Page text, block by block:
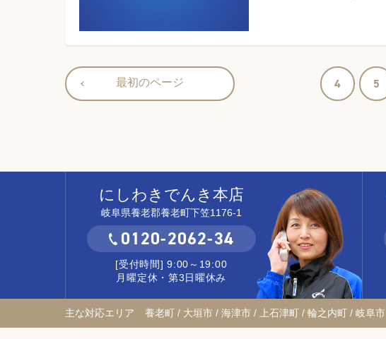
4 5
最初のページ
にしわきでんき本店
岐阜県養老郡養老町下笠1176-1
0120-2062-34
[受付時間] 9:00～19:00
月曜定休・第3日曜休み
主な対応エリア 養老町 / 大垣市 / 海津市 / 上石津町 / 輪之内町 / 岐阜市